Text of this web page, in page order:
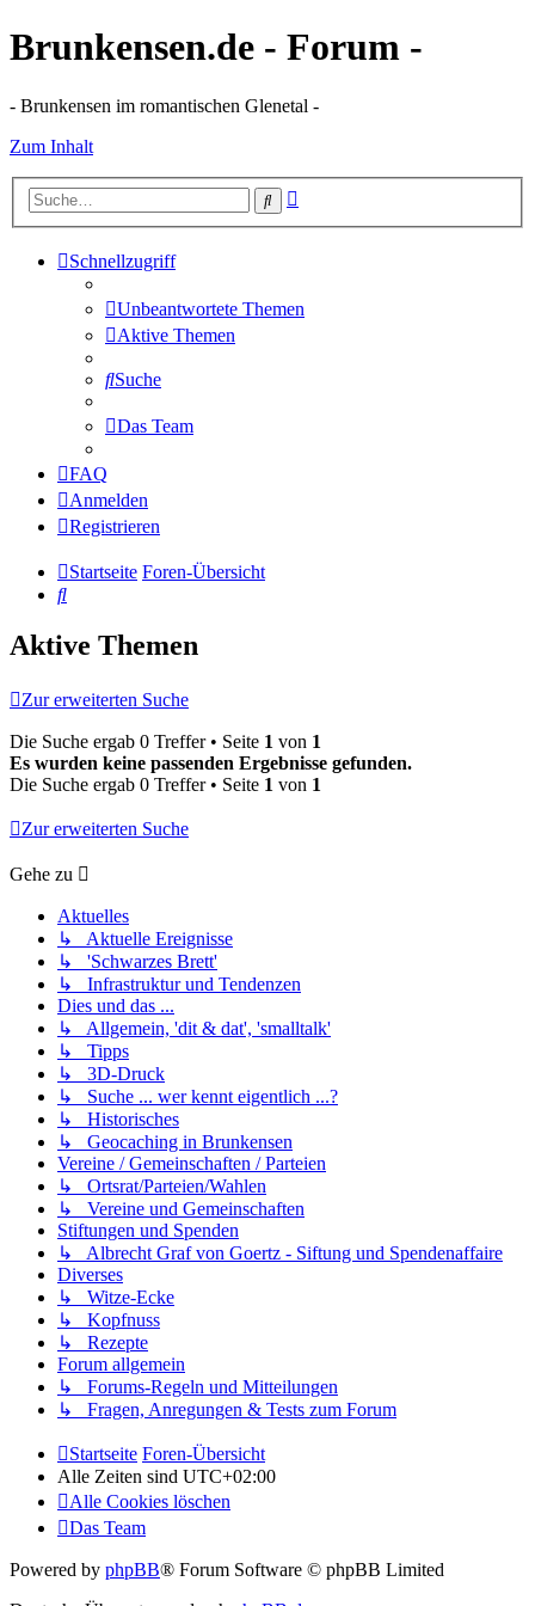
Brunkensen.de - Forum -
- Brunkensen im romantischen Glenetal -
Zum Inhalt
Suche
Schnellzugriff
Unbeantwortete Themen
Aktive Themen
Suche
Das Team
FAQ
Anmelden
Registrieren
Startseite Foren-Übersicht
Suche
Aktive Themen
Zur erweiterten Suche
Die Suche ergab 0 Treffer • Seite 1 von 1
Es wurden keine passenden Ergebnisse gefunden.
Die Suche ergab 0 Treffer • Seite 1 von 1
Zur erweiterten Suche
Gehe zu
Aktuelles
↳ Aktuelle Ereignisse
↳ 'Schwarzes Brett'
↳ Infrastruktur und Tendenzen
Dies und das ...
↳ Allgemein, 'dit & dat', 'smalltalk'
↳ Tipps
↳ 3D-Druck
↳ Suche ... wer kennt eigentlich ...?
↳ Historisches
↳ Geocaching in Brunkensen
Vereine / Gemeinschaften / Parteien
↳ Ortsrat/Parteien/Wahlen
↳ Vereine und Gemeinschaften
Stiftungen und Spenden
↳ Albrecht Graf von Goertz - Siftung und Spendenaffaire
Diverses
↳ Witze-Ecke
↳ Kopfnuss
↳ Rezepte
Forum allgemein
↳ Forums-Regeln und Mitteilungen
↳ Fragen, Anregungen & Tests zum Forum
Startseite Foren-Übersicht
Alle Zeiten sind UTC+02:00
Alle Cookies löschen
Das Team
Powered by phpBB® Forum Software © phpBB Limited